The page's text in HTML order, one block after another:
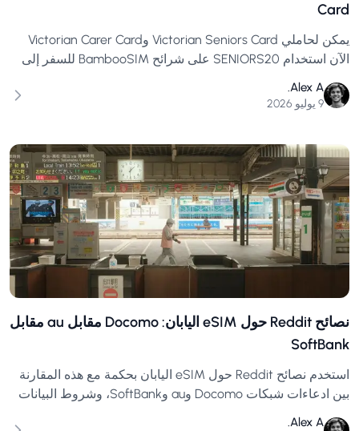
Card
يمكن لحاملي Victorian Seniors Card وVictorian Carer Card
الآن استخدام SENIORS20 على شرائح BambooSIM للسفر إلى
اليابان وأوروبا والولايات المتحدة ونيوزيلندا وغيرها.
Alex A.
9 يوليو 2026
نصائح Reddit حول eSIM اليابان: Docomo مقابل au مقابل
SoftBank
استخدم نصائح Reddit حول eSIM اليابان بحكمة مع هذه المقارنة
بين ادعاءات شبكات Docomo وau وSoftBank، وشروط البيانات
غير المحدودة، وحالات استخدام السياح.
Alex A.